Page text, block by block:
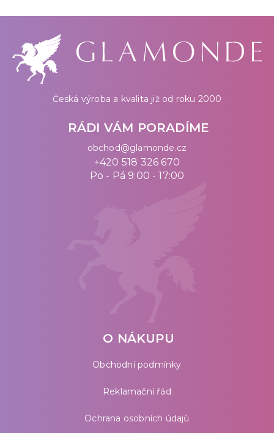
Česká výroba a kvalita již od roku 2000
RÁDI VÁM PORADÍME
obchod@glamonde.cz
+420 518 326 670
Po - Pá 9:00 - 17:00
O NÁKUPU
Obchodní podmínky
Reklamační řád
Ochrana osobních údajů